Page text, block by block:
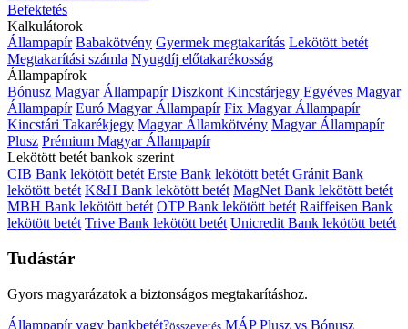
Befektetés
Kalkulátorok
Állampapír Babakötvény Gyermek megtakarítás Lekötött betét
Megtakarítási számla Nyugdíj előtakarékosság
Állampapírok
Bónusz Magyar Állampapír Diszkont Kincstárjegy Egyéves Magyar
Állampapír Euró Magyar Állampapír Fix Magyar Állampapír
Kincstári Takarékjegy Magyar Államkötvény Magyar Állampapír
Plusz Prémium Magyar Állampapír
Lekötött betét bankok szerint
CIB Bank lekötött betét Erste Bank lekötött betét Gránit Bank
lekötött betét K&H Bank lekötött betét MagNet Bank lekötött betét
MBH Bank lekötött betét OTP Bank lekötött betét Raiffeisen Bank
lekötött betét Trive Bank lekötött betét Unicredit Bank lekötött betét
Tudástár
Gyors magyarázatok a biztonságos megtakarításhoz.
Állampapír vagy bankbetét?összevetés MÁP Plusz vs Bónusz